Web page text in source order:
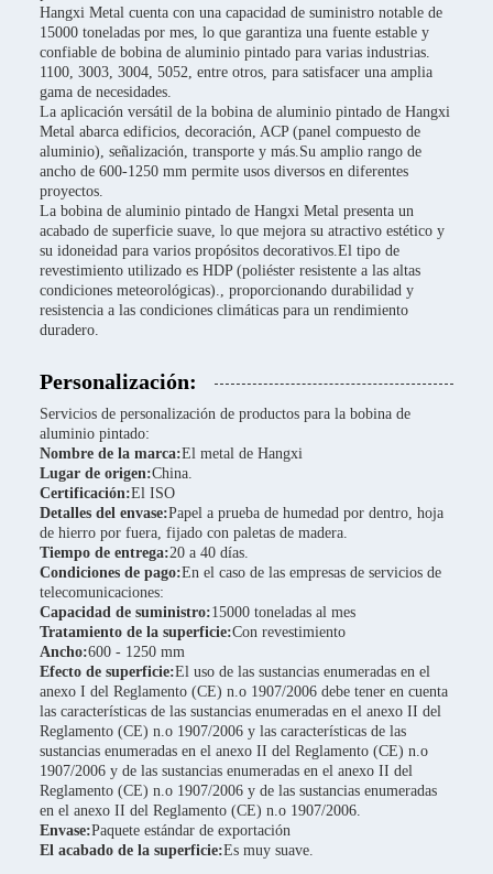
Hangxi Metal cuenta con una capacidad de suministro notable de
15000 toneladas por mes, lo que garantiza una fuente estable y
confiable de bobina de aluminio pintado para varias industrias.
1100, 3003, 3004, 5052, entre otros, para satisfacer una amplia
gama de necesidades.
La aplicación versátil de la bobina de aluminio pintado de Hangxi
Metal abarca edificios, decoración, ACP (panel compuesto de
aluminio), señalización, transporte y más.Su amplio rango de
ancho de 600-1250 mm permite usos diversos en diferentes
proyectos.
La bobina de aluminio pintado de Hangxi Metal presenta un
acabado de superficie suave, lo que mejora su atractivo estético y
su idoneidad para varios propósitos decorativos.El tipo de
revestimiento utilizado es HDP (poliéster resistente a las altas
condiciones meteorológicas)., proporcionando durabilidad y
resistencia a las condiciones climáticas para un rendimiento
duradero.
Personalización:
Servicios de personalización de productos para la bobina de
aluminio pintado:
Nombre de la marca:El metal de Hangxi
Lugar de origen:China.
Certificación:El ISO
Detalles del envase:Papel a prueba de humedad por dentro, hoja
de hierro por fuera, fijado con paletas de madera.
Tiempo de entrega:20 a 40 días.
Condiciones de pago:En el caso de las empresas de servicios de
telecomunicaciones:
Capacidad de suministro:15000 toneladas al mes
Tratamiento de la superficie:Con revestimiento
Ancho:600 - 1250 mm
Efecto de superficie:El uso de las sustancias enumeradas en el
anexo I del Reglamento (CE) n.o 1907/2006 debe tener en cuenta
las características de las sustancias enumeradas en el anexo II del
Reglamento (CE) n.o 1907/2006 y las características de las
sustancias enumeradas en el anexo II del Reglamento (CE) n.o
1907/2006 y de las sustancias enumeradas en el anexo II del
Reglamento (CE) n.o 1907/2006 y de las sustancias enumeradas
en el anexo II del Reglamento (CE) n.o 1907/2006.
Envase:Paquete estándar de exportación
El acabado de la superficie:Es muy suave.